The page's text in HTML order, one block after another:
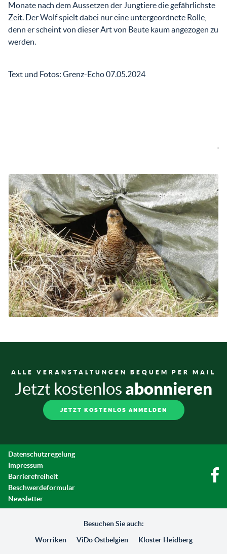
Monate nach dem Aussetzen der Jungtiere die gefährlichste
Zeit. Der Wolf spielt dabei nur eine untergeordnete Rolle,
denn er scheint von dieser Art von Beute kaum angezogen zu
werden.
Text und Fotos: Grenz-Echo 07.05.2024
ALLE VERANSTALTUNGEN BEQUEM PER MAIL
Jetzt kostenlos abonnieren
JETZT KOSTENLOS ANMELDEN
Datenschutzregelung
Impressum
Barrierefreiheit
Beschwerdeformular
Newsletter
Besuchen Sie auch:
Worriken
ViDo Ostbelgien Kloster Heidberg